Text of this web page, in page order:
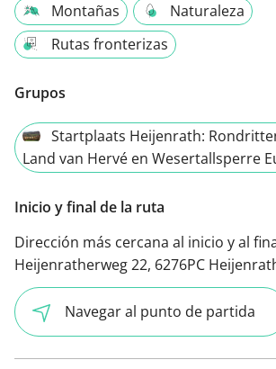
Montañas
Naturaleza
Rutas fronterizas
Grupos
Startplaats Heijenrath:
Land van Hervé en Wesertallsperre
Inicio y final de la ruta
Dirección más cercana al inicio y al
Heijenratherweg 22, 6276PC
Navegar al punto de partida